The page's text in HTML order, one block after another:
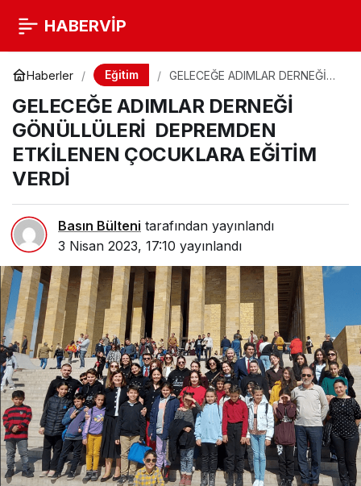
HABERVİP
Haberler Eğitim
GELECEĞE ADIMLAR DERNEĞİ
ETKİLENEN ÇOCUKLARA
EĞİTİM VERDİ
GELECEĞE ADIMLAR DERNEĞİ
GÖNÜLLÜLERİ DEPREMDEN
ETKİLENEN ÇOCUKLARA EĞİTİM
VERDİ
Basın Bülteni tarafından yayınlandı
3 Nisan 2023, 17:10 yayınlandı